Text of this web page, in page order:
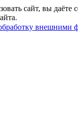
сайт, вы
внешними